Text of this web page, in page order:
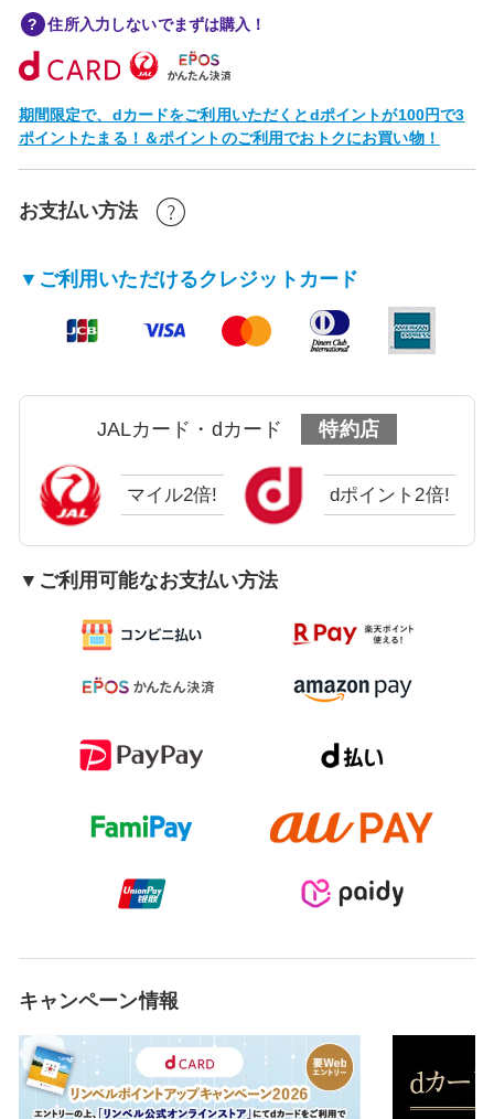
住所入力しないでまずは購入！
期間限定で、dカードをご利用いただくとdポイントが100円で3
ポイントたまる！＆ポイントのご利用でおトクにお買い物！
お支払い方法
▼ご利用いただけるクレジットカード
JALカード・dカード 特約店
マイル2倍! dポイント2倍!
▼ご利用可能なお支払い方法
キャンペーン情報